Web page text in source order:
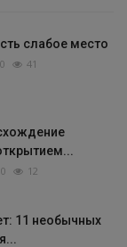
слабое место
0 41
0 12
11 необычных